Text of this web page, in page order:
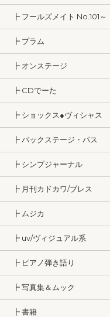
┣ フールズメイト No.101～
┣ プラム
┣ オンステージ
┣ CDでーた
┣ ショックス●ヴィシャス
┣ バックステージ・パス
┣ シンプジャーナル
┣ 月刊カドカワ/ブレス
┣ ムジカ
┣ uv/ヴィジュアル系
┣ ピアノ弾き語り
┣ 写真集＆ムック
┣ 書籍